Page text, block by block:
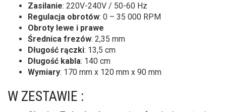
Zasilanie: 220V-240V / 50-60 Hz
Regulacja obrotów: 0 – 35 000 RPM
Obroty lewe i prawe
Średnica frezów: 2,35 mm
Długość rączki: 13,5 cm
Długość kabla: 140 cm
Wymiary: 170 mm x 120 mm x 90 mm
W ZESTAWIE :